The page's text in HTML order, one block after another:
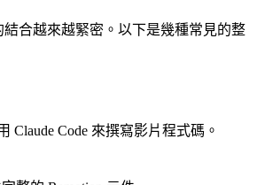
結合越來越緊密。以下是幾種常見的整
Claude Code 來撰寫影片程式碼。